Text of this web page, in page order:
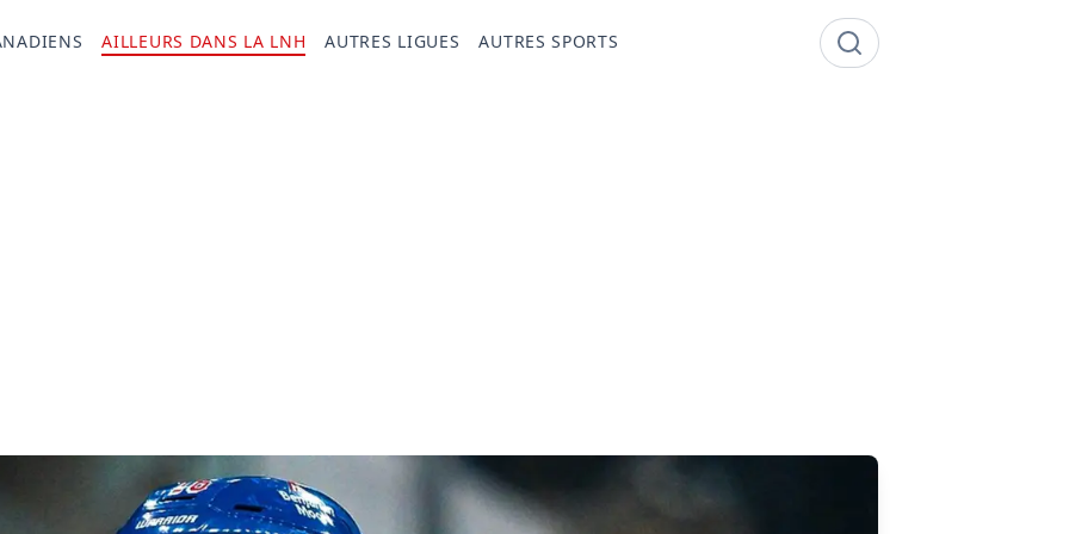
AILLEURS DANS LA LNH AUTRES LIGUES AUTRES SPORTS